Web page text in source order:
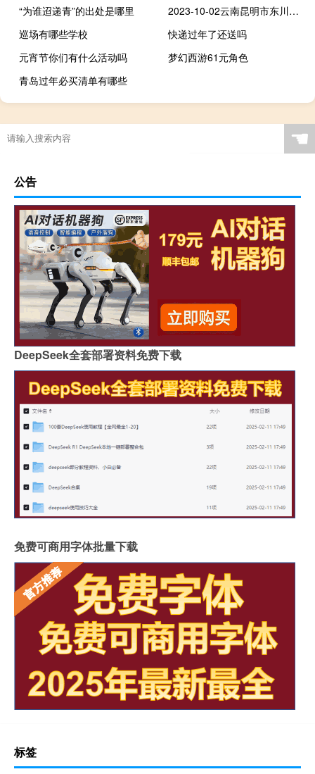
“为谁迢递青”的出处是哪里
2023-10-02云南昆明市东川区(龙爪菇)的报价是多少
巡场有哪些学校
快递过年了还送吗
元宵节你们有什么活动吗
梦幻西游61元角色
青岛过年必买清单有哪些
☚
公告
DeepSeek全套部署资料免费下载
免费可商用字体批量下载
标签